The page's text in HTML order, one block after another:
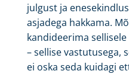
julgust ja
asjadega hakkama.
kandideerima
– sellise vastutusega,
ei oska seda kuidagi